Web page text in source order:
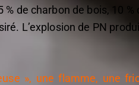
de charbon de bois, 10
L’explosion de PN
», une flamme, une